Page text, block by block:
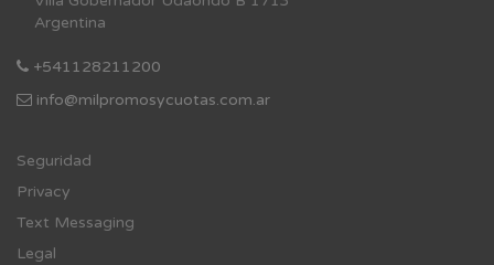
Argentina
+541128211200
info@milpromosycuotas.com.ar
Seguridad
Privacy
Text Messaging
Legal